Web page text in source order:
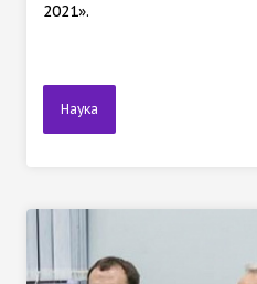
2021».
Наука